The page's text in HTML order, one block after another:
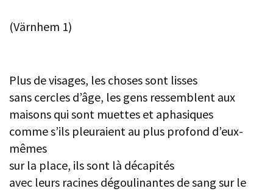
(Värnhem 1)
Plus de visages, les choses sont lisses
sans cercles d’âge, les gens ressemblent aux
maisons qui sont muettes et aphasiques
comme s’ils pleuraient au plus profond d’eux-
mêmes
sur la place, ils sont là décapités
avec leurs racines dégoulinantes de sang sur le